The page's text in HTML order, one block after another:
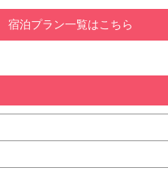
宿泊プラン一覧はこちら